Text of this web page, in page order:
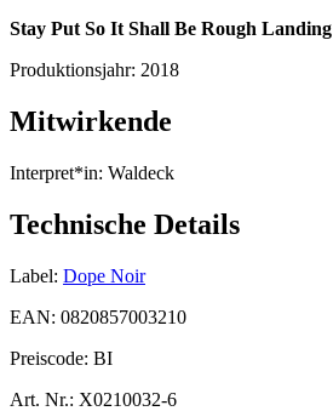
Stay Put So It Shall Be Rough Landing
Produktionsjahr: 2018
Mitwirkende
Interpret*in: Waldeck
Technische Details
Label: Dope Noir
EAN: 0820857003210
Preiscode: BI
Art. Nr.: X0210032-6